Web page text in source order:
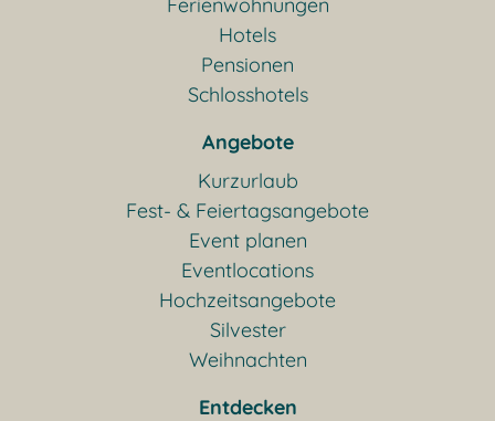
Hotels
Pensionen
Schlosshotels
Angebote
Kurzurlaub
Fest- & Feiertagsangebote
Event planen
Eventlocations
Hochzeitsangebote
Silvester
Weihnachten
Entdecken